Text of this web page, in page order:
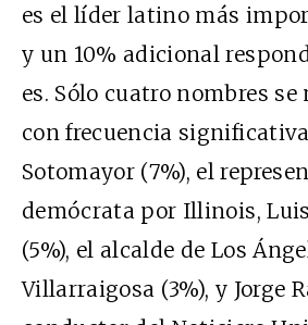
es el líder latino más
y un 10% adicional
es. Sólo cuatro nombres
con frecuencia
Sotomayor (7%), el
demócrata por Illinois,
(5%), el alcalde de Los
Villarraigosa (3%), y Jorge